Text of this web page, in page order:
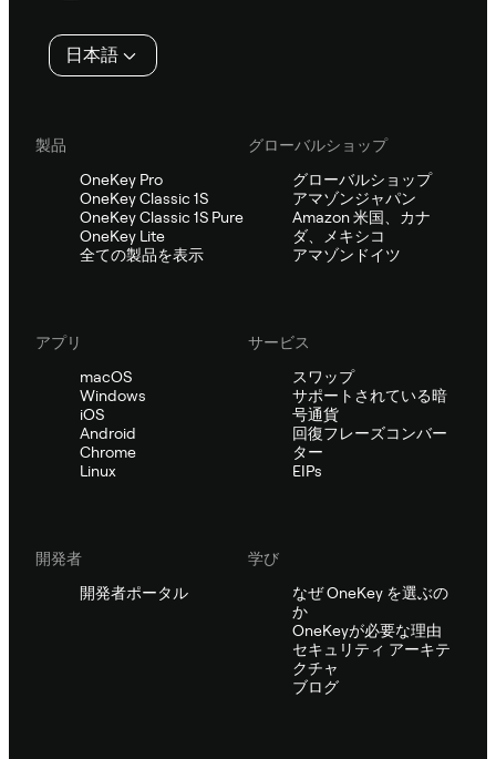
日本語
製品
OneKey Pro
OneKey Classic 1S
OneKey Classic 1S Pure
OneKey Lite
全ての製品を表示
グローバルショップ
グローバルショップ
アマゾンジャパン
Amazon 米国、カナ
ダ、メキシコ
アマゾンドイツ
アプリ
macOS
Windows
iOS
Android
Chrome
Linux
サービス
スワップ
サポートされている暗
号通貨
回復フレーズコンバー
ター
EIPs
開発者
開発者ポータル
学び
なぜ OneKey を選ぶの
か
OneKeyが必要な理由
セキュリティ アーキテ
クチャ
ブログ